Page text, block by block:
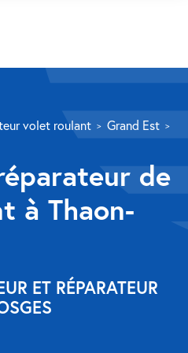
volet roulant Grand Est
de
à Thaon-
ET RÉPARATEUR